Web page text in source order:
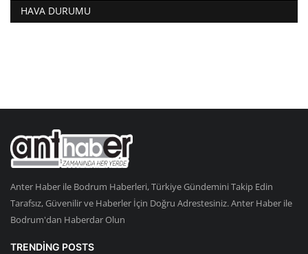
HAVA DURUMU
Anter Haber ile Bodrum Haberleri, Türkiye Gündemini Takip Edin
Tarafsız, Güvenilir ve Haberler İçin Doğru Adrestesiniz. Anter Haber ile
Bodrum'dan Haberdar Olun
TRENDING POSTS